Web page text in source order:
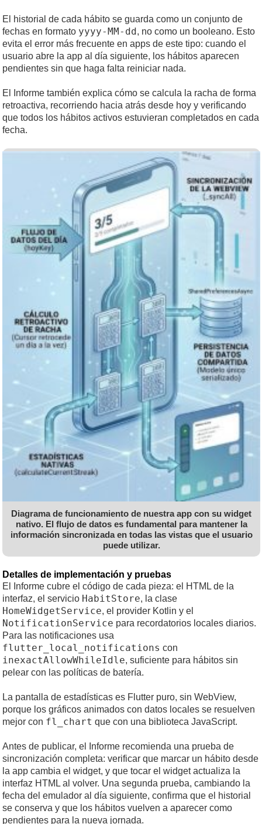
El historial de cada hábito se guarda como un conjunto de
fechas en formato yyyy-MM-dd, no como un booleano. Esto
evita el error más frecuente en apps de este tipo: cuando el
usuario abre la app al día siguiente, los hábitos aparecen
pendientes sin que haga falta reiniciar nada.
El Informe también explica cómo se calcula la racha de forma
retroactiva, recorriendo hacia atrás desde hoy y verificando
que todos los hábitos activos estuvieran completados en cada
fecha.
Diagrama de funcionamiento de nuestra app con su widget
nativo. El flujo de datos es fundamental para mantener la
información sincronizada en todas las vistas que el usuario
puede utilizar.
Detalles de implementación y pruebas
El Informe cubre el código de cada pieza: el HTML de la
interfaz, el servicio HabitStore, la clase
HomeWidgetService, el provider Kotlin y el
NotificationService para recordatorios locales diarios.
Para las notificaciones usa
flutter_local_notifications con
inexactAllowWhileIdle, suficiente para hábitos sin
pelear con las políticas de batería.
La pantalla de estadísticas es Flutter puro, sin WebView,
porque los gráficos animados con datos locales se resuelven
mejor con fl_chart que con una biblioteca JavaScript.
Antes de publicar, el Informe recomienda una prueba de
sincronización completa: verificar que marcar un hábito desde
la app cambia el widget, y que tocar el widget actualiza la
interfaz HTML al volver. Una segunda prueba, cambiando la
fecha del emulador al día siguiente, confirma que el historial
se conserva y que los hábitos vuelven a aparecer como
pendientes para la nueva jornada.